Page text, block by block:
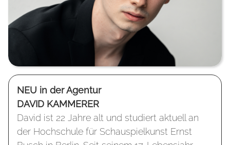
NEU in der Agentur
DAVID KAMMERER
David ist 22 Jahre alt und studiert aktuell an
der Hochschule für Schauspielkunst Ernst